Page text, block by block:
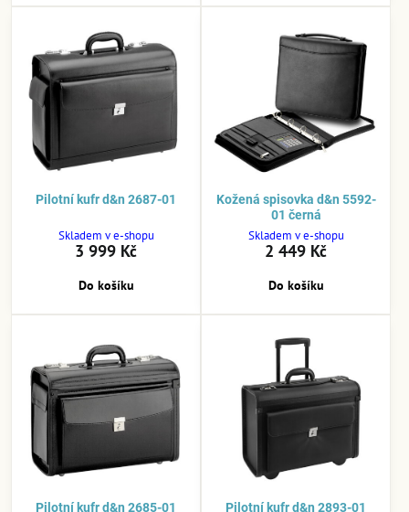
Pilotní kufr d&n 2687-01
Skladem v e-shopu
3 999 Kč
Do košíku
Kožená spisovka d&n 5592-
01 černá
Skladem v e-shopu
2 449 Kč
Do košíku
Pilotní kufr d&n 2685-01 Pilotní kufr d&n 2893-01